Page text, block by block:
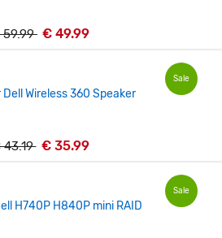
59.99 € 49.99
Sale
Dell Wireless 360 Speaker
43.19 € 35.99
Sale
H740P H840P mini RAID